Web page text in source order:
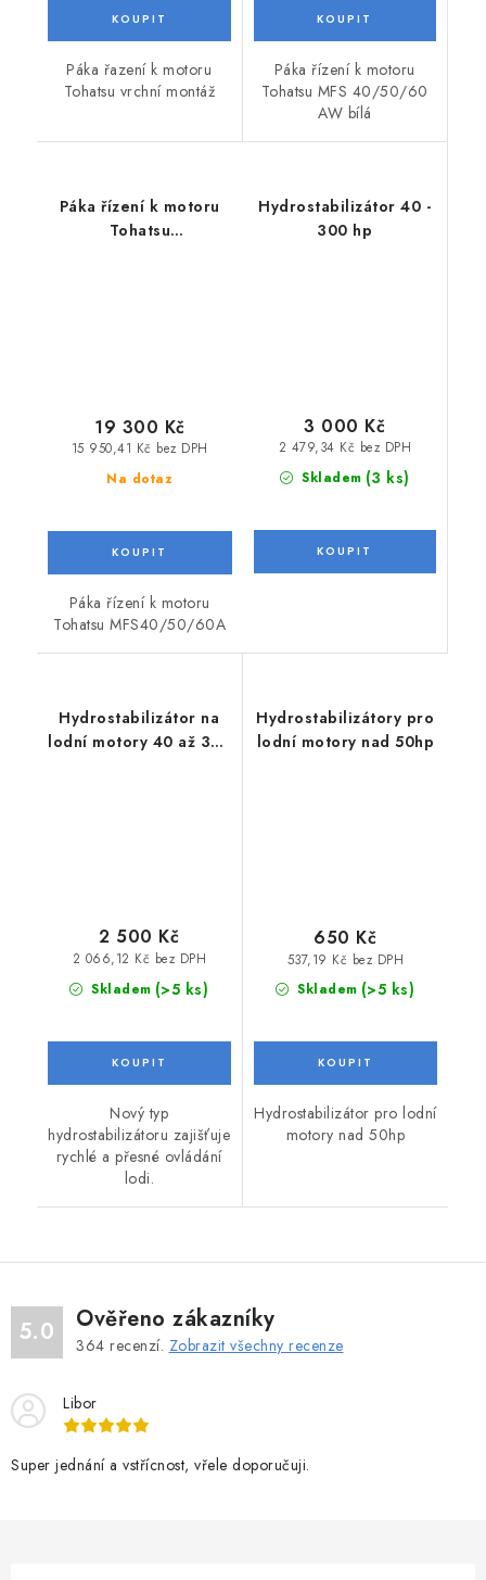
Páka řazení k motoru
Tohatsu vrchní montáž
Páka řízení k motoru
Tohatsu MFS 40/50/60
AW bílá
Páka řízení k motoru
Tohatsu
Na dotaz
15 950,41 Kč bez DPH
19 300 Kč
Páka řízení k motoru
Tohatsu MFS40/50/60A
Hydrostabilizátor 40 -
300 hp
Skladem (3 ks)
2 479,34 Kč bez DPH
3 000 Kč
Hydrostabilizátor na
lodní motory 40 až 350
Skladem (>5 ks)
2 066,12 Kč bez DPH
2 500 Kč
Nový typ
hydrostabilizátoru zajišťuje
rychlé a přesné ovládání
lodi.
Hydrostabilizátory pro
lodní motory nad 50hp
Skladem (>5 ks)
537,19 Kč bez DPH
650 Kč
Hydrostabilizátor pro lodní
motory nad 50hp
5.0 Ověřeno zákazníky
364 recenzí. Zobrazit všechny recenze
Libor
Super jednání a vstřícnost, vřele doporučuji.